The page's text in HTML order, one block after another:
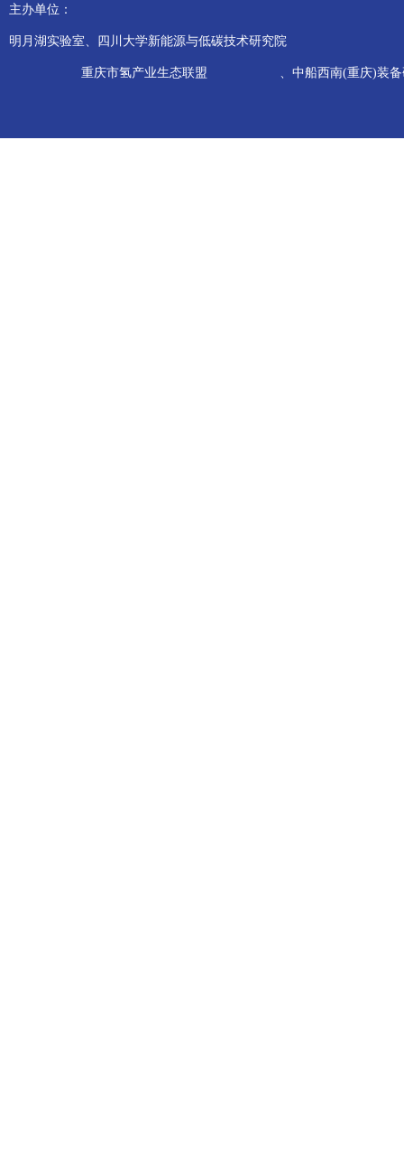
主办单位：
明月湖实验室、四川大学新能源与低碳技术研究院
重庆市氢产业生态联盟 、中船西南(重庆)装